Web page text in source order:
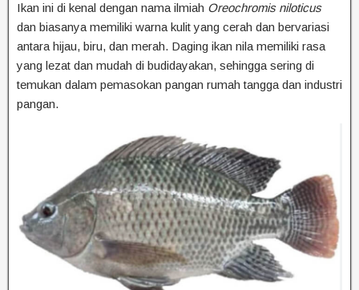
Ikan ini di kenal dengan nama ilmiah Oreochromis niloticus
dan biasanya memiliki warna kulit yang cerah dan bervariasi
antara hijau, biru, dan merah. Daging ikan nila memiliki rasa
yang lezat dan mudah di budidayakan, sehingga sering di
temukan dalam pemasokan pangan rumah tangga dan industri
pangan.